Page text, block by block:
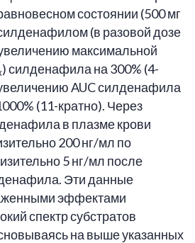
состоянии (500 мг
(в разовой дозе
максимальной
) силденафила на 300% (4-
AUC силденафила
(11-кратно). Через
в плазме крови
200 нг/мл по
5 нг/мл после
Эти данные
эффектами
спектр субстратов
на выше указанных